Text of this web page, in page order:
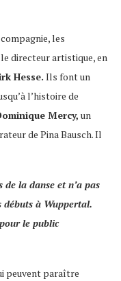
les
le directeur artistique, en
Hesse. Ils font un
l’histoire de
Mercy, un
de Pina Bausch. Il
la danse et n’a pas
débuts à Wuppertal.
le public
peuvent paraître